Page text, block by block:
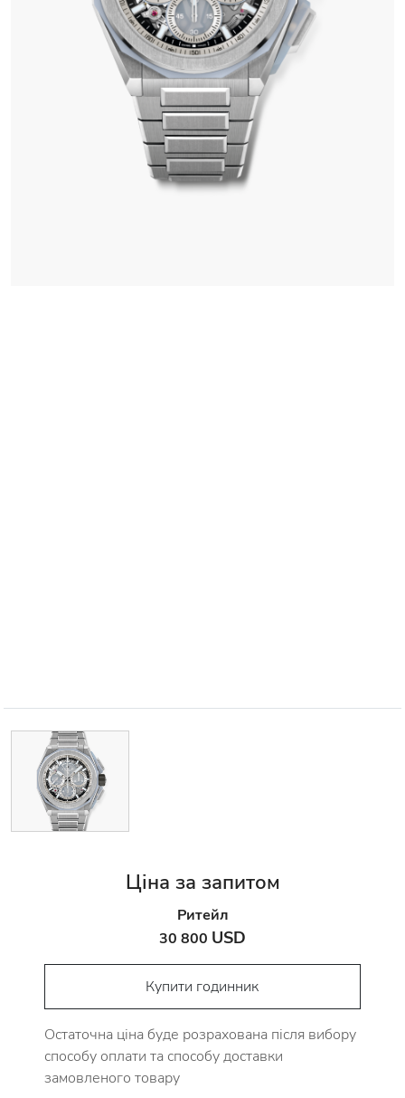
Ціна за запитом
Ритейл
30 800 USD
Купити годинник
Остаточна ціна буде розрахована після вибору
способу оплати та способу доставки
замовленого товару